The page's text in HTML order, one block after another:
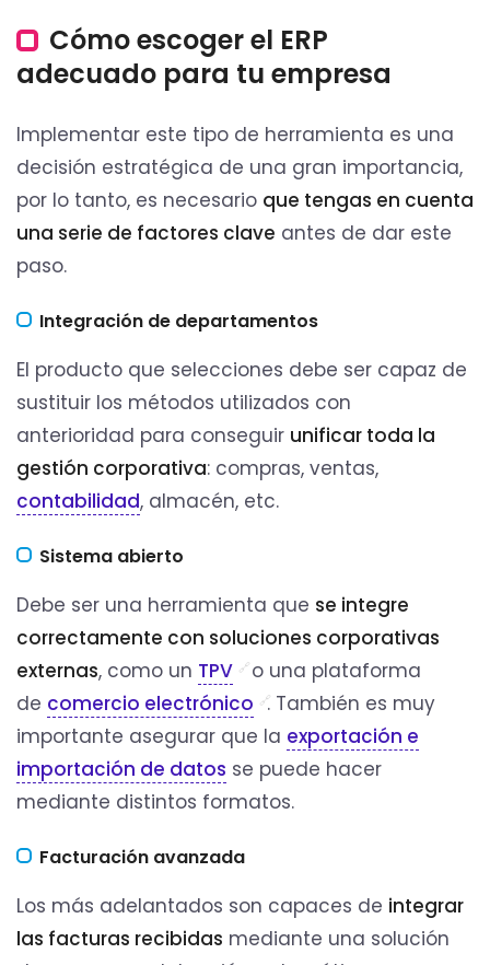
Cómo escoger el ERP
adecuado para tu empresa
Implementar este tipo de herramienta es una
decisión estratégica de una gran importancia,
por lo tanto, es necesario que tengas en cuenta
una serie de factores clave antes de dar este
paso.
Integración de departamentos
El producto que selecciones debe ser capaz de
sustituir los métodos utilizados con
anterioridad para conseguir unificar toda la
gestión corporativa: compras, ventas,
contabilidad, almacén, etc.
Sistema abierto
Debe ser una herramienta que se integre
correctamente con soluciones corporativas
externas, como un TPV o una plataforma
de comercio electrónico . También es muy
importante asegurar que la exportación e
importación de datos se puede hacer
mediante distintos formatos.
Facturación avanzada
Los más adelantados son capaces de integrar
las facturas recibidas mediante una solución